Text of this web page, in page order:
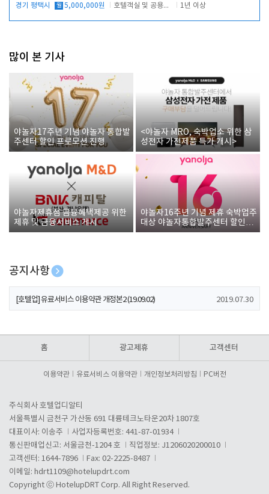
경기 평택시 월 5,000,000원 호텔객실 및 공용시설 청소 관리 1년 이상
많이 본 기사
야놀자17주년 기념 야놀자 통합발
주센터 할인 프로모션 진행
<야놀자 MRO, 숙박업소 위한 삼
성전자 가전제품 특가 개시>
야놀자제휴점 금융혜택제공 위한
제휴 및 금융서비스 게시
야놀자16주년 기념 제휴 숙박업주
대상 야놀자통합발주센터 할인쿠
폰 증정
공지사항
[호텔업] 개인정보 처리방침 개정본1 (19.09.02)
[호텔업] 유료서비스 이용약관 개정본2 (19.09.02) 2019.07.30
홈 광고제휴 고객센터
이용약관 유료서비스 이용약관 개인정보처리방침 PC버전
주식회사 호텔업디알티
서울특별시 금천구 가산동 691 대륭테크노타운20차 1807호
대표이사: 이송주
사업자등록번호: 441-87-01934
통신판매업신고: 서울금천-1204 호
직업정보: J1206020200010
고객센터: 1644-7896
Fax: 02-2225-8487
이메일: hdrt1109@hotelupdrt.com
Copyright ⓒ HotelupDRT Corp. All Right Reserved.